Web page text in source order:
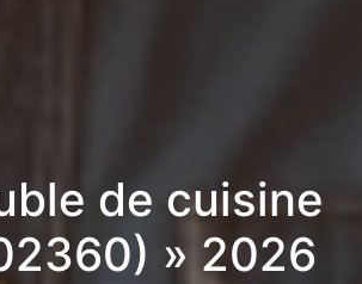
de cuisine
» 2026